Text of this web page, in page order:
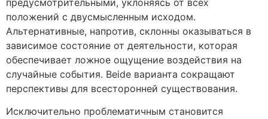
положений с двусмысленным исходом.
Альтернативные, напротив, склонны оказываться в
зависимое состояние от деятельности, которая
обеспечивает ложное ощущение воздействия на
случайные события. Beide варианта сокращают
перспективы для всесторонней существования.
Исключительно проблематичным становится